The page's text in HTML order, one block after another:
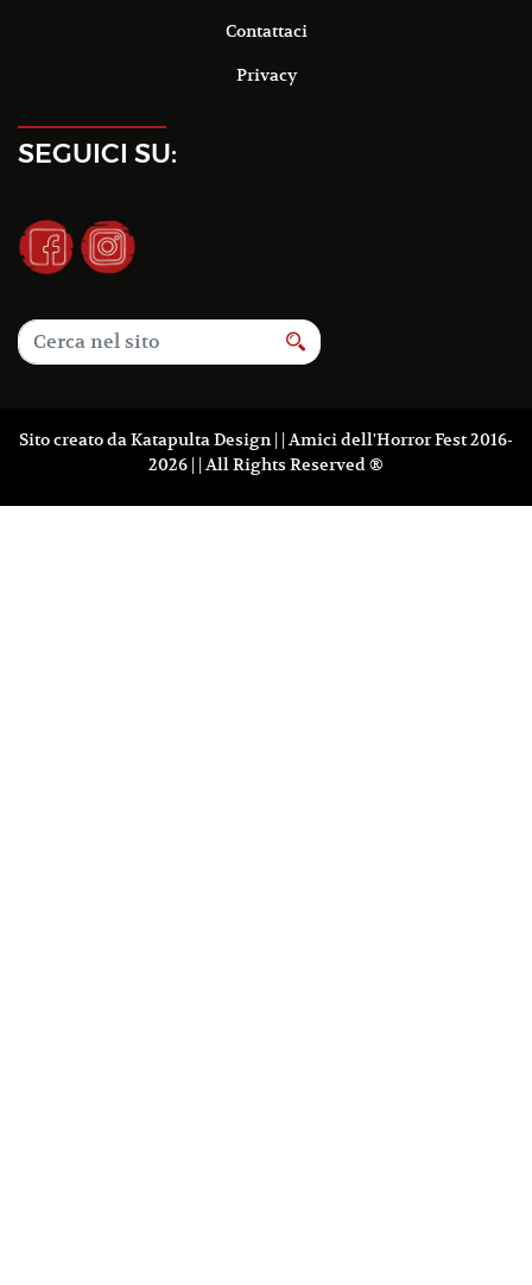
Contattaci
Privacy
SEGUICI SU:
Sito creato daKatapulta Design| | Amici dell'Horror Fest 2016-
2026 | | All Rights Reserved ®